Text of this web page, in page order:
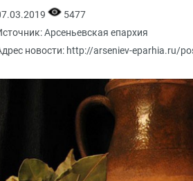
5477
Арсеньевская епархия
новости: http://arseniev-eparhia.ru/